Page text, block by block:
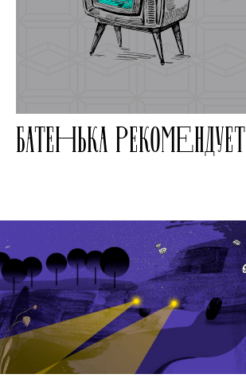
БАТЕНЬКА РЕКОМЕНДУЕТ